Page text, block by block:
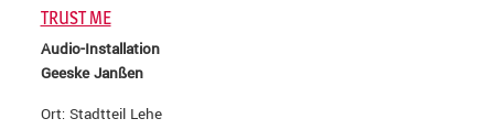
TRUST ME
Audio-Installation
Geeske Janßen
Ort: Stadtteil Lehe